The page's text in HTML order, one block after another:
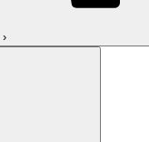
›